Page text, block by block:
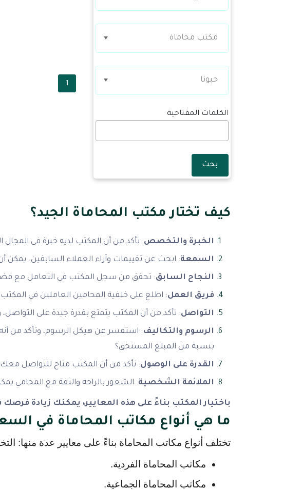
مكتب محاماة
حبونا
الكلمات المفتاحية
بحث
1
كيف تختار مكتب المحاماة الجيد؟
الخبرة والتخصص: تأكد من أن المكتب لديه خبرة في المجال
السمعة: ابحث عن تقييمات وآراء العملاء السابقين.
النجاح السابق: تحقق من سجل المكتب في التعامل مع
فريق العمل: اطلع على خلفية المحامين العاملين في
التواصل: تأكد من أن المكتب يتمتع بقدرة جيدة على
الرسوم والتكاليف: استفسر عن هيكل الرسوم، وتأكد من
بنسبة من المبلغ المستحق؟
القدرة على الوصول: تأكد من أن المكتب متاح للتواصل معك
الملائمة الشخصية: الشعور بالراحة والثقة مع المحامي
باختيار المكتب بناءً على هذه المعايير، يمكنك زيادة
ما هي أنواع مكاتب المحاماة في
تختلف أنواع مكاتب المحاماة بناءً على معايير عدة منها:
مكاتب المحاماة الفردية.
مكاتب المحاماة الجماعية.